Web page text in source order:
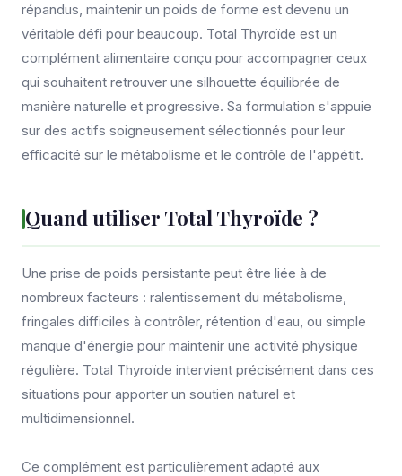
répandus, maintenir un poids de forme est devenu un
véritable défi pour beaucoup. Total Thyroïde est un
complément alimentaire conçu pour accompagner ceux
qui souhaitent retrouver une silhouette équilibrée de
manière naturelle et progressive. Sa formulation s'appuie
sur des actifs soigneusement sélectionnés pour leur
efficacité sur le métabolisme et le contrôle de l'appétit.
Quand utiliser Total Thyroïde ?
Une prise de poids persistante peut être liée à de
nombreux facteurs : ralentissement du métabolisme,
fringales difficiles à contrôler, rétention d'eau, ou simple
manque d'énergie pour maintenir une activité physique
régulière. Total Thyroïde intervient précisément dans ces
situations pour apporter un soutien naturel et
multidimensionnel.
Ce complément est particulièrement adapté aux